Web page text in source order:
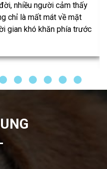
nhiều người cảm thấy
chỉ là mất mát về mặt
gian khó khăn phía trước